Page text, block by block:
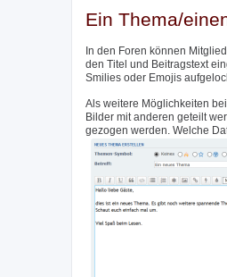
Ein Thema/
In den Foren können
den Titel und Beitragstext
Smilies oder Emojis
Als weitere Möglichkeiten
Bilder mit anderen geteilt
gezogen werden. Welche